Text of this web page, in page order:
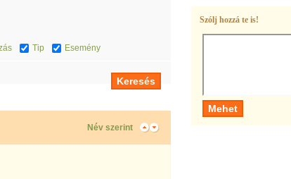
Tip Esemény
Név szerint
Szólj hozzá te is!